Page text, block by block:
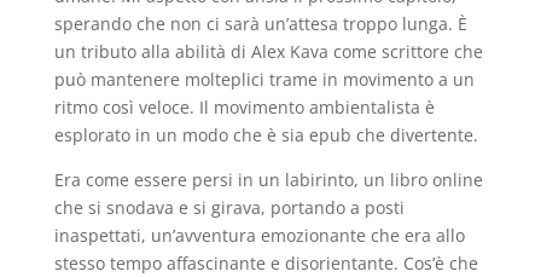
sperando che non ci sarà un’attesa troppo lunga. È
un tributo alla abilità di Alex Kava come scrittore che
può mantenere molteplici trame in movimento a un
ritmo così veloce. Il movimento ambientalista è
esplorato in un modo che è sia epub che divertente.
Era come essere persi in un labirinto, un libro online
che si snodava e si girava, portando a posti
inaspettati, un’avventura emozionante che era allo
stesso tempo affascinante e disorientante. Cos’è che